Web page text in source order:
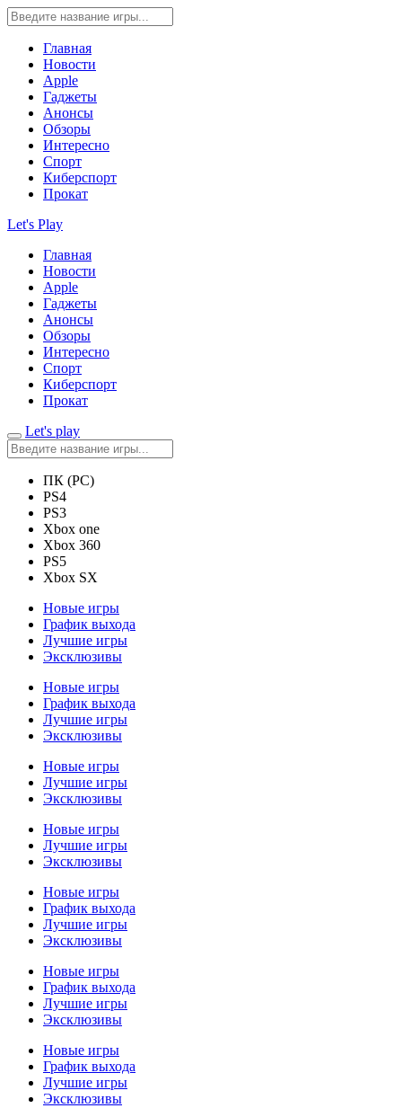
Главная
Новости
Apple
Гаджеты
Анонсы
Обзоры
Интересно
Спорт
Киберспорт
Прокат
Let's Play
Главная
Новости
Apple
Гаджеты
Анонсы
Обзоры
Интересно
Спорт
Киберспорт
Прокат
Let's play
ПК (PC)
PS4
PS3
Xbox one
Xbox 360
PS5
Xbox SX
Новые игры
График выхода
Лучшие игры
Эксклюзивы
Новые игры
График выхода
Лучшие игры
Эксклюзивы
Новые игры
Лучшие игры
Эксклюзивы
Новые игры
Лучшие игры
Эксклюзивы
Новые игры
График выхода
Лучшие игры
Эксклюзивы
Новые игры
График выхода
Лучшие игры
Эксклюзивы
Новые игры
График выхода
Лучшие игры
Эксклюзивы